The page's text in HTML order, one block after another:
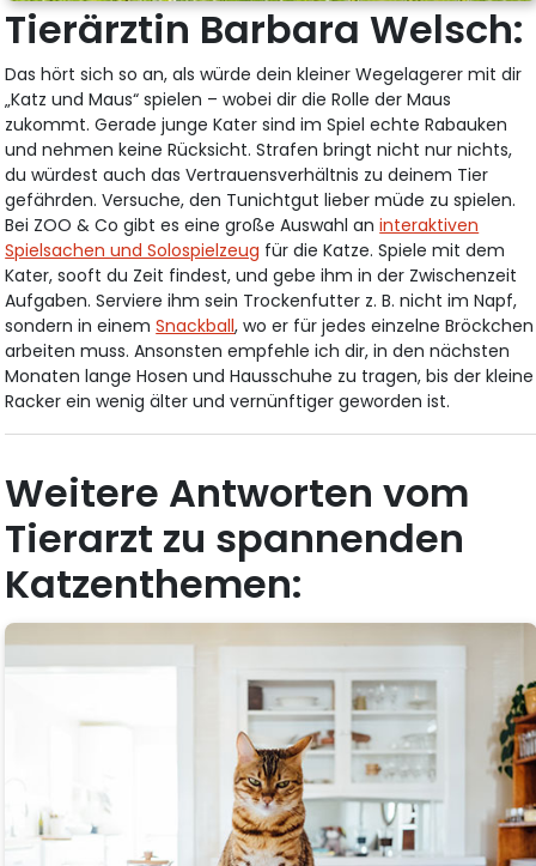
Tierärztin Barbara Welsch:
Das hört sich so an, als würde dein kleiner Wegelagerer mit dir
„Katz und Maus“ spielen – wobei dir die Rolle der Maus
zukommt. Gerade junge Kater sind im Spiel echte Rabauken
und nehmen keine Rücksicht. Strafen bringt nicht nur nichts,
du würdest auch das Vertrauensverhältnis zu deinem Tier
gefährden. Versuche, den Tunichtgut lieber müde zu spielen.
Bei ZOO & Co gibt es eine große Auswahl aninteraktiven
Spielsachen und Solospielzeug für die Katze. Spiele mit dem
Kater, sooft du Zeit findest, und gebe ihm in der Zwischenzeit
Aufgaben. Serviere ihm sein Trockenfutter z. B. nicht im Napf,
sondern in einemSnackball, wo er für jedes einzelne Bröckchen
arbeiten muss. Ansonsten empfehle ich dir, in den nächsten
Monaten lange Hosen und Hausschuhe zu tragen, bis der kleine
Racker ein wenig älter und vernünftiger geworden ist.
Weitere Antworten vom
Tierarzt zu spannenden
Katzenthemen: